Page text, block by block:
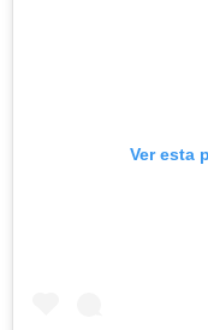
Ver esta